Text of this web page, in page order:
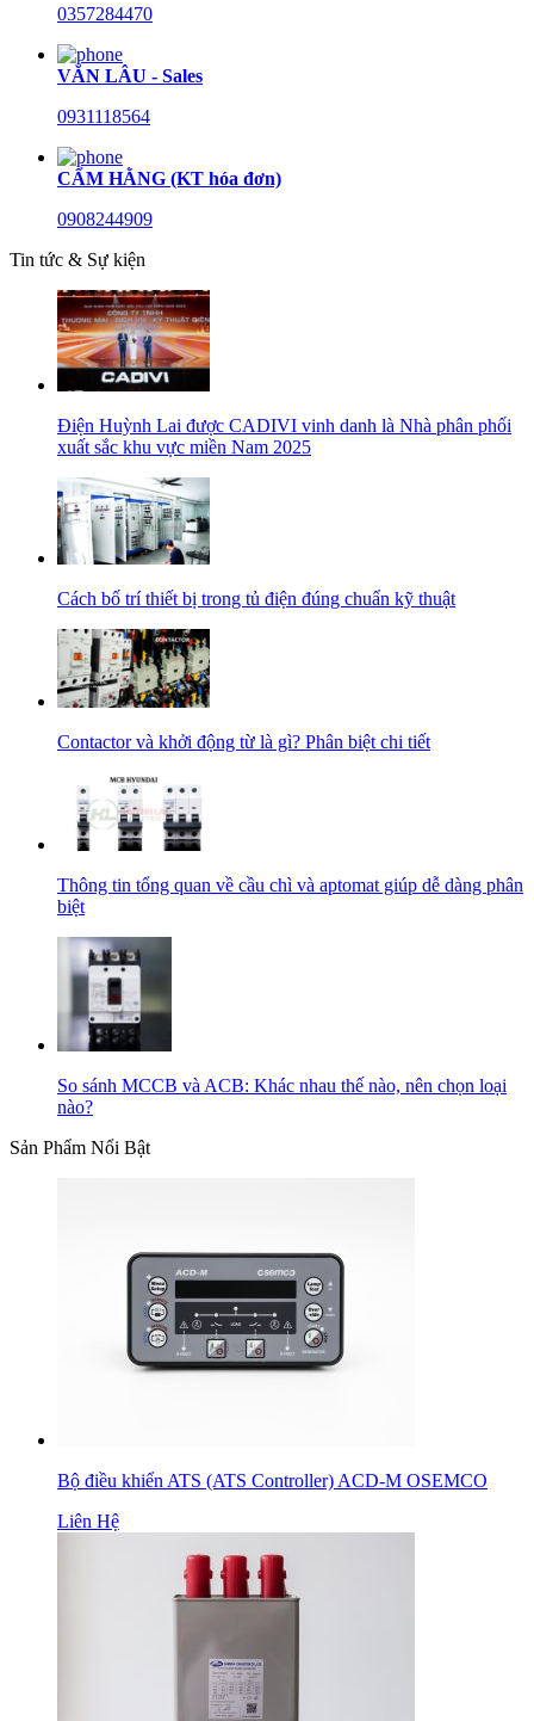
0357284470
VĂN LÂU - Sales
0931118564
CẨM HẰNG (KT hóa đơn)
0908244909
Tin tức & Sự kiện
Điện Huỳnh Lai được CADIVI vinh danh là Nhà phân phối
xuất sắc khu vực miền Nam 2025
Cách bố trí thiết bị trong tủ điện đúng chuẩn kỹ thuật
Contactor và khởi động từ là gì? Phân biệt chi tiết
Thông tin tổng quan về cầu chì và aptomat giúp dễ dàng phân
biệt
So sánh MCCB và ACB: Khác nhau thế nào, nên chọn loại
nào?
Sản Phẩm Nổi Bật
Bộ điều khiển ATS (ATS Controller) ACD-M OSEMCO
Liên Hệ